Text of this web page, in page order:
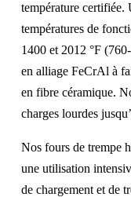
température certifiée.
températures de
1400 et 2012 °F
en alliage FeCrAl à
en fibre céramique.
charges lourdes
Nos fours de trempe
une utilisation
de chargement et de